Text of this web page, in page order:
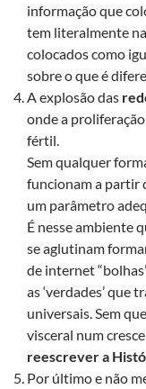
informação que
tem literalmente
colocados como
sobre o que é
A explosão das
onde a
fértil.
Sem qualquer
funcionam a partir
um parâmetro
É nesse ambiente
se aglutinam
de internet
as ‘verdades’ que
universais. Sem
visceral num
reescrever a
Por último e não